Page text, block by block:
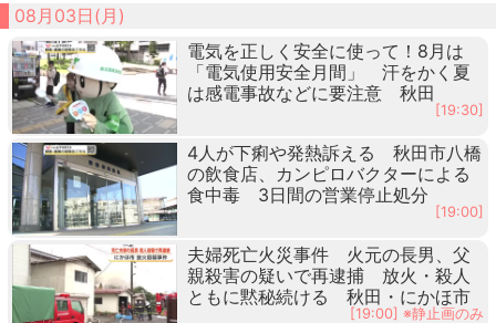
08月03日(月)
電気を正しく安全に使って！8月は
「電気使用安全月間」 汗をかく夏
は感電事故などに要注意 秋田
[19:30]
4人が下痢や発熱訴える 秋田市八橋
の飲食店、カンピロバクターによる
食中毒 3日間の営業停止処分
[19:00]
夫婦死亡火災事件 火元の長男、父
親殺害の疑いで再逮捕 放火・殺人
ともに黙秘続ける 秋田・にかほ市
[19:00] ※静止画のみ